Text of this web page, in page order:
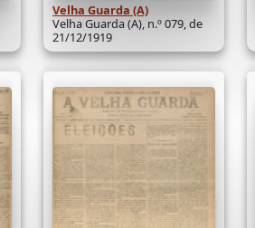
Velha Guarda (A)
Velha Guarda (A), n.º 079, de
21/12/1919